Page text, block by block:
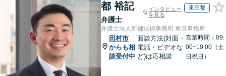
都 裕記
弁護士
インタビュー
を見る
東京都
弁護士法人新都法律事務所 東京事務所
田村市
からも相
談受付中
面談方法(対面・
電話・ビデオな
ど)は応相談
営業時間：09:
00~19:00（土
日祝日）